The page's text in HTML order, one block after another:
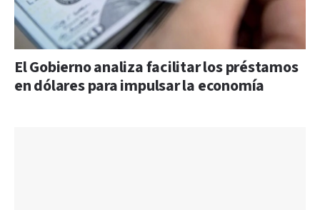
El Gobierno analiza facilitar los préstamos
en dólares para impulsar la economía